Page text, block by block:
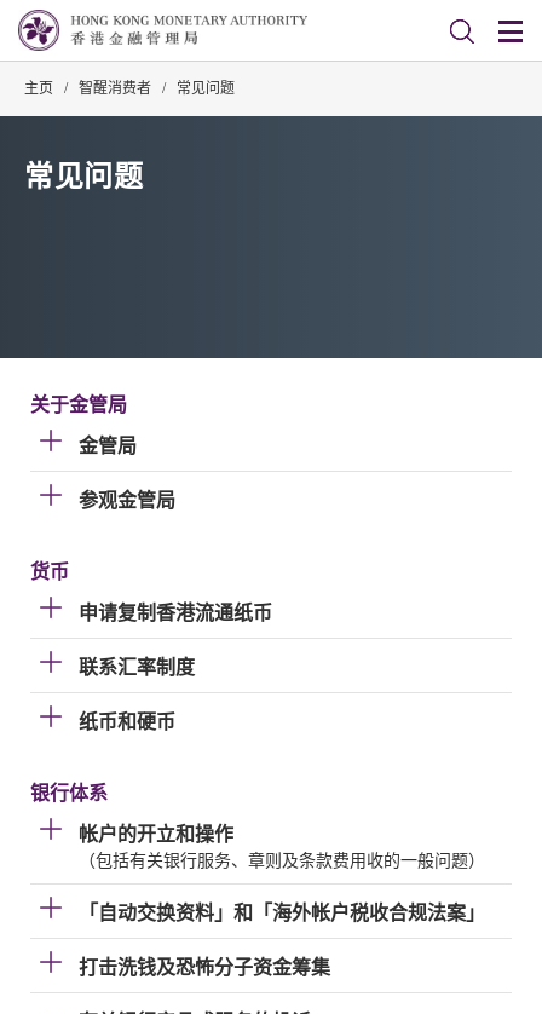
主页 / 智醒消费者 / 常见问题
常见问题
关于金管局
金管局
参观金管局
货币
申请复制香港流通纸币
联系汇率制度
纸币和硬币
银行体系
帐户的开立和操作
（包括有关银行服务、章则及条款费用收的一般问题）
「自动交换资料」和「海外帐户税收合规法案」
打击洗钱及恐怖分子资金筹集